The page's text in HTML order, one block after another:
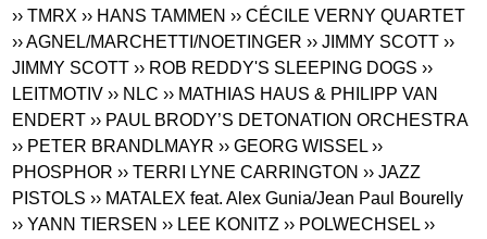
›› TMRX ›› HANS TAMMEN ›› CÉCILE VERNY QUARTET
›› AGNEL/MARCHETTI/NOETINGER ›› JIMMY SCOTT ››
JIMMY SCOTT ›› ROB REDDY'S SLEEPING DOGS ››
LEITMOTIV ›› NLC ›› MATHIAS HAUS & PHILIPP VAN
ENDERT ›› PAUL BRODY’S DETONATION ORCHESTRA
›› PETER BRANDLMAYR ›› GEORG WISSEL ››
PHOSPHOR ›› TERRI LYNE CARRINGTON ›› JAZZ
PISTOLS ›› MATALEX feat. Alex Gunia/Jean Paul Bourelly
›› YANN TIERSEN ›› LEE KONITZ ›› POLWECHSEL ››